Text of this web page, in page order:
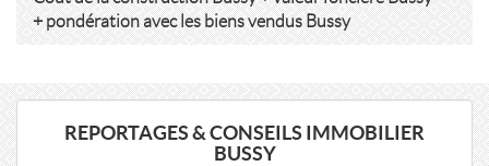
+ pondération avec les biens vendus Bussy
REPORTAGES & CONSEILS IMMOBILIER
BUSSY